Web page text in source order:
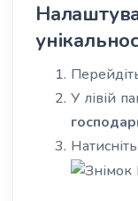
У лівій